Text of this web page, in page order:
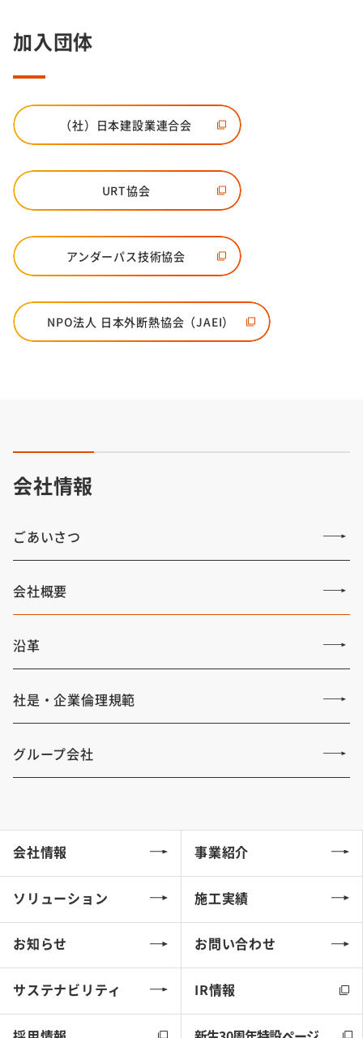
加入団体
（社）日本建設業連合会
URT協会
アンダーパス技術協会
NPO法人 日本外断熱協会（JAEI）
会社情報
ごあいさつ
会社概要
沿革
社是・企業倫理規範
グループ会社
会社情報 事業紹介
ソリューション 施工実績
お知らせ お問い合わせ
サステナビリティ IR情報